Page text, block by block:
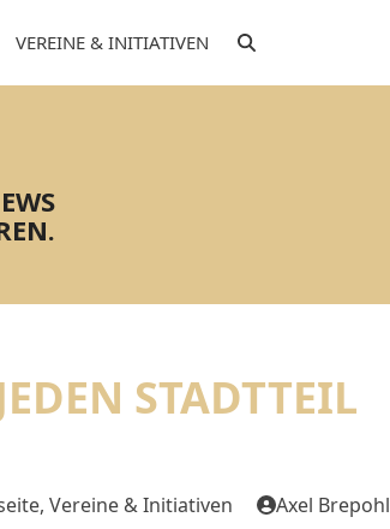
VEREINE & INITIATIVEN
STADTTEIL
, Vereine & Initiativen Axel Brepohl